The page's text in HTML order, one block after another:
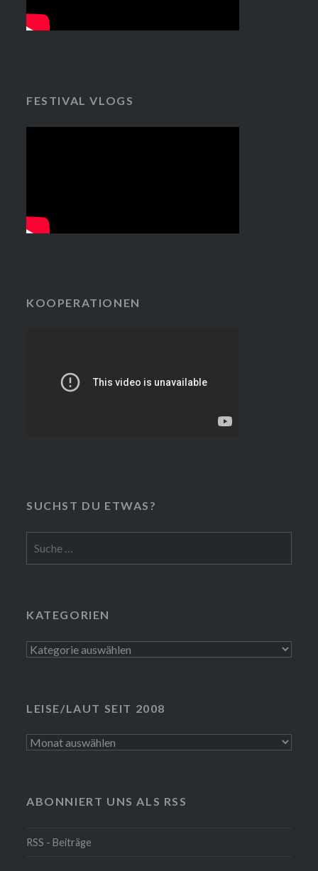
FESTIVAL VLOGS
KOOPERATIONEN
SUCHST DU ETWAS?
nach:
KATEGORIEN
Kategorien
LEISE/LAUT SEIT 2008
LEISE/laut
ABONNIERT UNS ALS RSS
RSS - Beiträge